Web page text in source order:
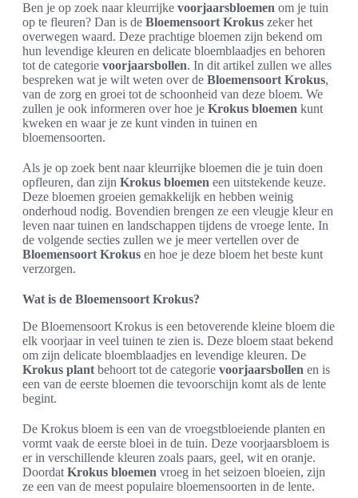
Ben je op zoek naar kleurrijke voorjaarsbloemen om je tuin
op te fleuren? Dan is de Bloemensoort Krokus zeker het
overwegen waard. Deze prachtige bloemen zijn bekend om
hun levendige kleuren en delicate bloemblaadjes en behoren
tot de categorie voorjaarsbollen. In dit artikel zullen we alles
bespreken wat je wilt weten over de Bloemensoort Krokus,
van de zorg en groei tot de schoonheid van deze bloem. We
zullen je ook informeren over hoe je Krokus bloemen kunt
kweken en waar je ze kunt vinden in tuinen en
bloemensoorten.
Als je op zoek bent naar kleurrijke bloemen die je tuin doen
opfleuren, dan zijn Krokus bloemen een uitstekende keuze.
Deze bloemen groeien gemakkelijk en hebben weinig
onderhoud nodig. Bovendien brengen ze een vleugje kleur en
leven naar tuinen en landschappen tijdens de vroege lente. In
de volgende secties zullen we je meer vertellen over de
Bloemensoort Krokus en hoe je deze bloem het beste kunt
verzorgen.
Wat is de Bloemensoort Krokus?
De Bloemensoort Krokus is een betoverende kleine bloem die
elk voorjaar in veel tuinen te zien is. Deze bloem staat bekend
om zijn delicate bloemblaadjes en levendige kleuren. De
Krokus plant behoort tot de categorie voorjaarsbollen en is
een van de eerste bloemen die tevoorschijn komt als de lente
begint.
De Krokus bloem is een van de vroegstbloeiende planten en
vormt vaak de eerste bloei in de tuin. Deze voorjaarsbloem is
er in verschillende kleuren zoals paars, geel, wit en oranje.
Doordat Krokus bloemen vroeg in het seizoen bloeien, zijn
ze een van de meest populaire bloemensoorten in de lente.